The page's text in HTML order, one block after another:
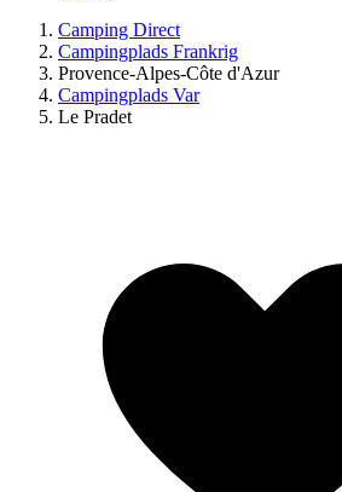
Camping Direct
Campingplads Frankrig
Provence-Alpes-Côte d'Azur
Campingplads Var
Le Pradet